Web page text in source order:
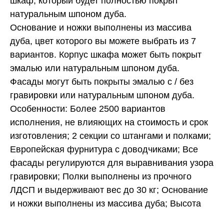
натуральным шпоном дуба.
Основание и ножки выполнены из массива
дуба, цвет которого вы можете выбрать из 7
вариантов. Корпус шкафа может быть покрыт
эмалью или натуральным шпоном дуба.
Фасады могут быть покрыты эмалью с / без
гравировки или натуральным шпоном дуба.
Особенности: Более 2500 вариантов
исполнения, не влияющих на стоимость и срок
изготовления; 2 секции со штангами и полками;
Европейская фурнитура с доводчиками; Все
фасады регулируются для выравнивания узора
гравировки; Полки выполнены из прочного
ЛДСП и выдерживают вес до 30 кг; Основание
и ножки выполнены из массива дуба; Высота